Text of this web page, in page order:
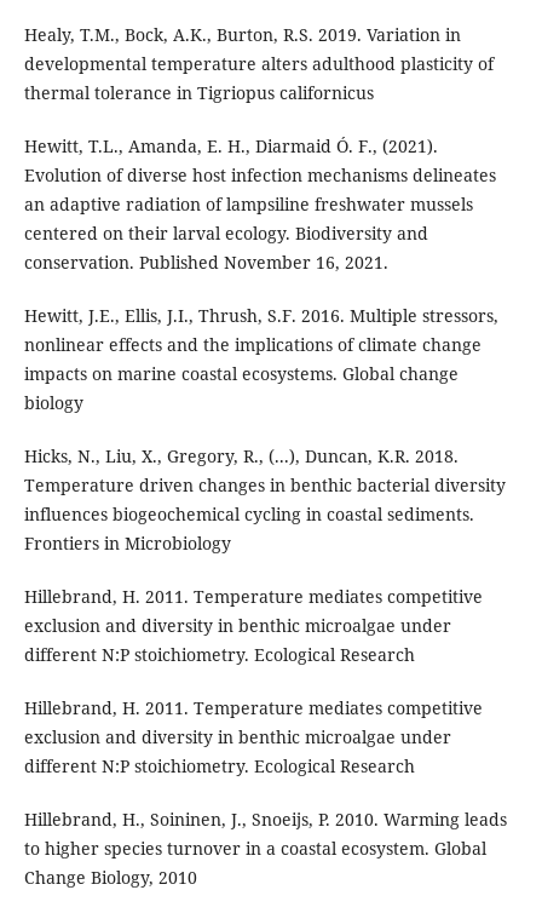
Healy, T.M., Bock, A.K., Burton, R.S. 2019. Variation in
developmental temperature alters adulthood plasticity of
thermal tolerance in Tigriopus californicus
Hewitt, T.L., Amanda, E. H., Diarmaid Ó. F., (2021).
Evolution of diverse host infection mechanisms delineates
an adaptive radiation of lampsiline freshwater mussels
centered on their larval ecology. Biodiversity and
conservation. Published November 16, 2021.
Hewitt, J.E., Ellis, J.I., Thrush, S.F. 2016. Multiple stressors,
nonlinear effects and the implications of climate change
impacts on marine coastal ecosystems. Global change
biology
Hicks, N., Liu, X., Gregory, R., (...), Duncan, K.R. 2018.
Temperature driven changes in benthic bacterial diversity
influences biogeochemical cycling in coastal sediments.
Frontiers in Microbiology
Hillebrand, H. 2011. Temperature mediates competitive
exclusion and diversity in benthic microalgae under
different N:P stoichiometry. Ecological Research
Hillebrand, H. 2011. Temperature mediates competitive
exclusion and diversity in benthic microalgae under
different N:P stoichiometry. Ecological Research
Hillebrand, H., Soininen, J., Snoeijs, P. 2010. Warming leads
to higher species turnover in a coastal ecosystem. Global
Change Biology, 2010